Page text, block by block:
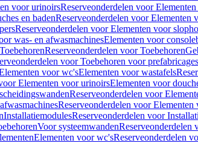
voor urinoirsReserveonderdelen voor
en badenReserveonderdelen voor Elementen
Reserveonderdelen voor Elementen voor
was- en afwasmachinesElementen voor
ToebehorenReserveonderdelen voor Toebehoren
voor Toebehoren voor prefabricages
voor wc'sElementen voor wastafels
Elementen voor urinoirsElementen voor
Reserveonderdelen voor
Reserveonderdelen voor
InstallatiemodulesReserveonderdelen voor
Voor systeemwandenReserveonderdelen
Elementen voor wc'sReserveonderdelen